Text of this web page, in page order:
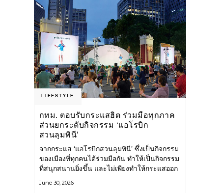
LIFESTYLE
กทม. ตอบรับกระแสฮิต ร่วมมือทุกภาค
ส่วนยกระดับกิจกรรม ‘แอโรบิก
สวนลุมพินี’
จากกระแส ‘แอโรบิกสวนลุมพินี’ ซึ่งเป็นกิจกรรม
ของเมืองที่ทุกคนได้ร่วมมือกัน ทำให้เป็นกิจกรรม
ที่สนุกสนานยิ่งขึ้น และไม่เพียงทำให้กระแสออก
กระจายไปยังหลายพื้นที่ของประเทศที่อยากออก
June 30, 2026